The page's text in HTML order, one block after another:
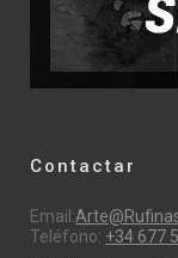
Contactar
Email:
Teléfono: +34 677